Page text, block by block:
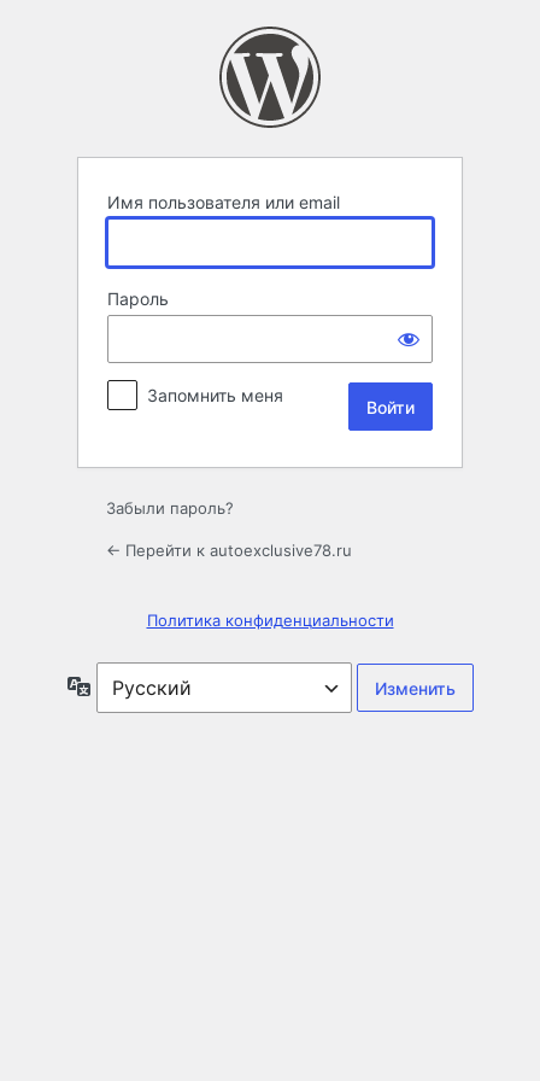
Имя пользователя или email
Пароль
Запомнить меня
Забыли пароль?
← Перейти к autoexclusive78.ru
Политика конфиденциальности
Язык